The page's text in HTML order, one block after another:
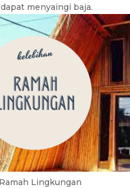
menyaingi baja.
Lingkungan